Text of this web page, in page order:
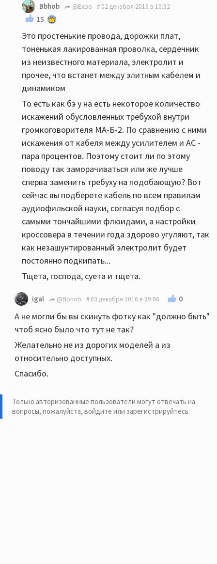
Bbhob @Expo 02 декабря 2016 в 10:32
15
Это простенькие провода, дорожки плат,
тоненькая лакированная проволка, сердечник
из неизвестного материала, электролит и
прочее, что встанет между элитным кабелем и
динамиком
То есть как бэ у на есть некоторое количество
искажений обусловленных требухой внутри
громкоговорителя МА-Б-2. По сравнению с ними
искажения от кабеля между усилителем и АС -
пара процентов. Поэтому стоит ли по этому
поводу так заморачиваться или же лучше
сперва заменить требуху на подобающую? Вот
сейчас вы подберете кабель по всем правилам
аудиофильской науки, согласуя подбор с
самыми тончайшими флюидами, а настройки
кроссовера в течении года здорово угуляют, так
как незашунтированный электролит будет
постоянно подкипать...
Тщета, господа, суета и тщета.
igal @Bbhob 03 декабря 2016 в 09:06 0
А не могли бы вы скинуть фотку как "должно быть"
чтоб ясно было что тут не так?
Желательно не из дорогих моделей а из
относительно доступных.
Спасибо.
Только авторизованные пользователи могут отвечать на
вопросы, пожалуйста, войдите или зарегистрируйтесь.